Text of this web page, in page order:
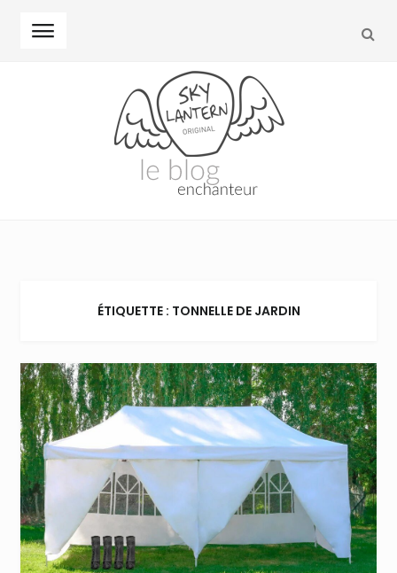
ÉTIQUETTE : TONNELLE DE JARDIN